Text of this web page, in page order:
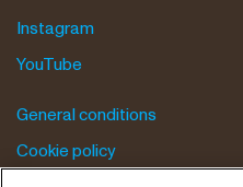
Instagram
YouTube
General conditions
Cookie policy